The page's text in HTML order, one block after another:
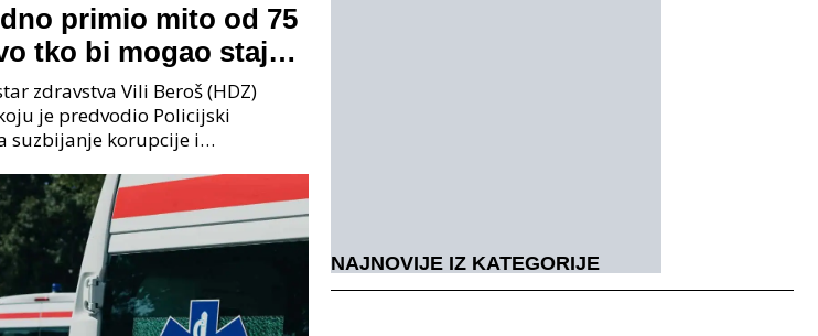
primio mito od 75
tko bi mogao stajati
udruženja
zdravstva Vili Beroš (HDZ)
je predvodio Policijski
suzbijanje korupcije i
NAJNOVIJE IZ KATEGORIJE